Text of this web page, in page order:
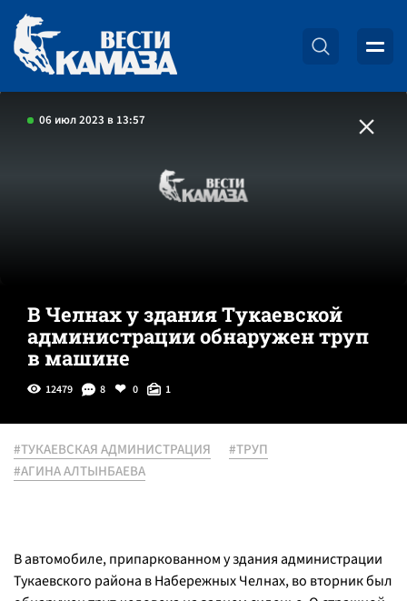
06 июл 2023 в 13:57
В Челнах у здания Тукаевской
администрации обнаружен труп
в машине
12479 8 0 1
#ТУКАЕВСКАЯ АДМИНИСТРАЦИЯ
#ТРУП
#АГИНА АЛТЫНБАЕВА
В автомобиле, припаркованном у здания администрации
Тукаевского района в Набережных Челнах, во вторник был